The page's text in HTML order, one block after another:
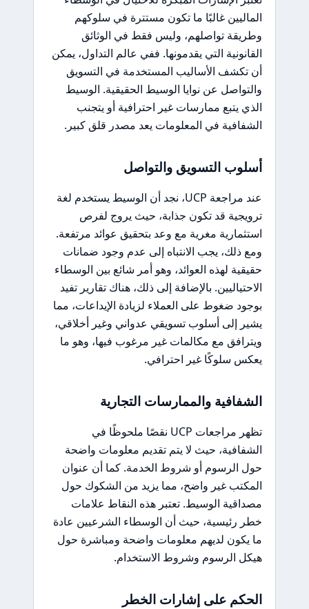
الماليين غالبًا ما تكون مستترة في سلوكهم
وطريقة تواصلهم، وليس فقط في الوثائق
القانونية التي يقدمونها. ففي عالم التداول، يمكن
أن تكشف الأساليب المستخدمة في التسويق
والتواصل عن نوايا الوسيط الحقيقية. الوسيط
الذي يتبع ممارسات غير احترافية أو يتجنب
الشفافية في المعلومات يعد مصدر قلق كبير.
أسلوب التسويق والتواصل
عند مراجعة UCP، نجد أن الوسيط يستخدم لغة
ترويجية قد تكون جذابة، حيث يروج لفرص
استثمارية مغرية مع وعد بتحقيق عوائد مرتفعة.
ومع ذلك، يجب الانتباه إلى عدم وجود ضمانات
حقيقية لهذه العوائد، وهو أمر شائع بين الوسطاء
الاحتياليين. بالإضافة إلى ذلك، هناك تقارير تفيد
بوجود ضغوط على العملاء لزيادة الإيداعات، مما
يشير إلى أسلوب تسويقي عدواني وغير أخلاقي،
ويترافق مع مكالمات غير مرغوب فيها، وهو ما
يعكس سلوكًا غير احترافي.
الشفافية والممارسات التجارية
تظهر مراجعات UCP نقصًا ملحوظًا في
الشفافية، حيث لا يتم تقديم معلومات واضحة
حول الرسوم أو شروط الخدمة. كما أن عنوان
المكتب غير واضح، مما يزيد من الشكوك حول
مصداقية الوسيط. تعتبر هذه النقاط علامات
خطر رئيسية، حيث أن الوسطاء الشرعيين عادة
ما يكون لديهم معلومات واضحة ومباشرة حول
هيكل الرسوم وشروط الاستخدام.
الحكم على إشارات الخطر